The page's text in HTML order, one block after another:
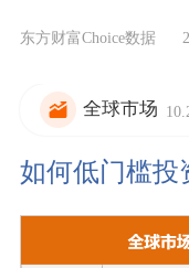
东方财富Choice数据
全球市场
如何低门槛投